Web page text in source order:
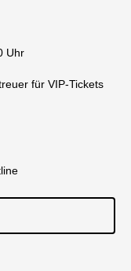
Uhr
für VIP-Tickets